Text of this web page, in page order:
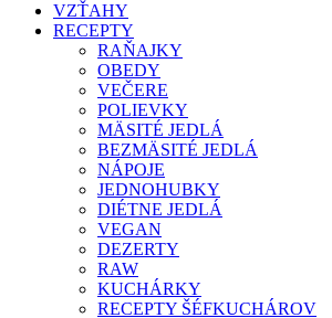
VZŤAHY
RECEPTY
RAŇAJKY
OBEDY
VEČERE
POLIEVKY
MÄSITÉ JEDLÁ
BEZMÄSITÉ JEDLÁ
NÁPOJE
JEDNOHUBKY
DIÉTNE JEDLÁ
VEGAN
DEZERTY
RAW
KUCHÁRKY
RECEPTY ŠÉFKUCHÁROV